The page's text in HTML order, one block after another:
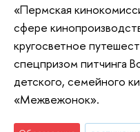
«Пермская
сфере
кругосветное
спецпризом питчинга
детского, семейного
«Межвежонок».